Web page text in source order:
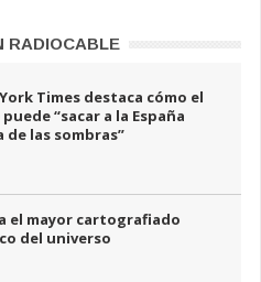
RADIOCABLE
Times destaca cómo el
“sacar a la España
de las sombras”
el mayor cartografiado
del universo